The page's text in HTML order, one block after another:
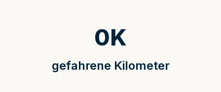
gefahrene Kilometer
0K